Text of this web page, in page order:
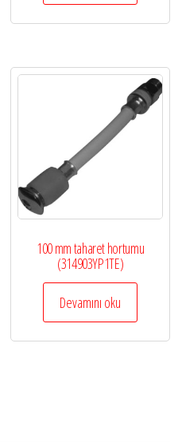
100 mm taharet hortumu
(314903YP1TE)
Devamını oku